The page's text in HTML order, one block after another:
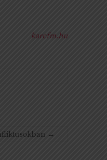
karcfm.hu
→